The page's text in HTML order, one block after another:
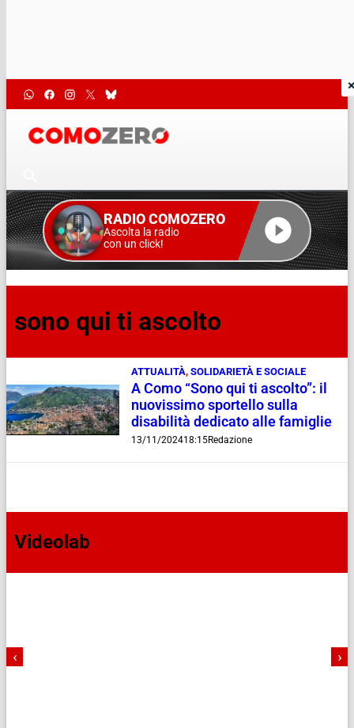
RADIO COMOZERO
Ascolta la radio
con un click!
sono qui ti ascolto
ATTUALITÀ, SOLIDARIETÀ E SOCIALE
A Como “Sono qui ti ascolto”: il
nuovissimo sportello sulla
disabilità dedicato alle famiglie
13/11/202418:15Redazione
Videolab
‹ ›